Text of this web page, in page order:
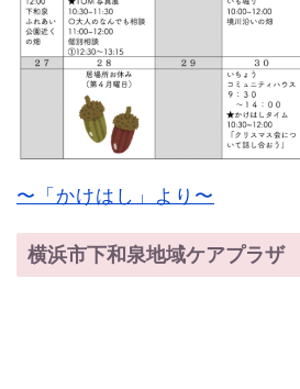
〜「かけはし」より〜
横浜市下和泉地域ケアプラザ